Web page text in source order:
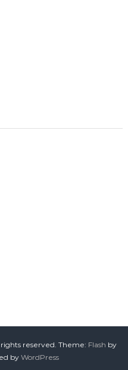
reserved. Theme: Flash by
by WordPress